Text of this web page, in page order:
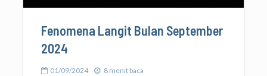
Fenomena Langit Bulan September
2024
01/09/2024 8 menit baca